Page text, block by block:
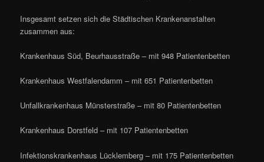
Insgesamt setzen sich die Städtischen Krankenanstalten
zusammen aus:
Krankenhaus Süd, Beurhausstraße – mit 948 Patientenbetten
Krankenhaus Westfalendamm – mit 651 Patientenbetten
Unfallkrankenhaus Münsterstraße – mit 80 Patientenbetten
Krankenhaus Dorstfeld – mit 107 Patientenbetten
Infektionskrankenhaus Lücklemberg – mit 175 Patientenbetten